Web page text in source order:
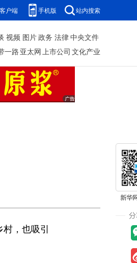
客户端 手机版 站内搜索
视频 图片政务 法律中央文件
一路 亚太网上市公司 文化产业
，也吸引